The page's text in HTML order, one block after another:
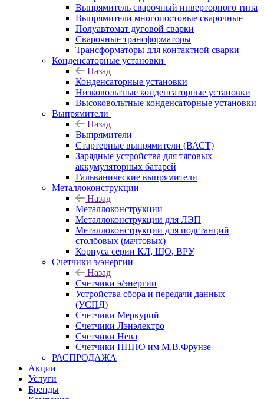
Выпрямитель сварочный инверторного типа
Выпрямители многопостовые сварочные
Полуавтомат дуговой сварки
Сварочные трансформаторы
Трансформаторы для контактной сварки
Конденсаторные установки
Назад
Конденсаторные установки
Низковольтные конденсаторные установки
Высоковольтные конденсаторные установки
Выпрямители
Назад
Выпрямители
Стартерные выпрямители (ВАСТ)
Зарядные устройства для тяговых
аккумуляторных батарей
Гальванические выпрямители
Металлоконструкции
Назад
Металлоконструкции
Металлоконструкции для ЛЭП
Металлоконструкции для подстанций
столбовых (мачтовых)
Корпуса серии КЛ, ЩО, ВРУ
Счетчики э/энергии
Назад
Счетчики э/энергии
Устройства сбора и передачи данных
(УСПД)
Счетчики Меркурий
Счетчики Лэнэлектро
Счетчики Нева
Счетчики ННПО им М.В.Фрунзе
РАСПРОДАЖА
Акции
Услуги
Бренды